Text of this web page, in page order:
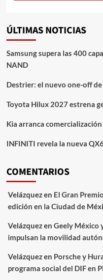
ÚLTIMAS NOTICIAS
Samsung supera las 400
NAND
Destrier: el nuevo one-off
Toyota Hilux 2027 estrena
Kia arranca
INFINITI revela la nueva
COMENTARIOS
Velázquezen El Gran
edición en la Ciudad de
Velázquezen Geely México
impulsan la movilidad
Velázquezen Porsche y
programa social del DIF en